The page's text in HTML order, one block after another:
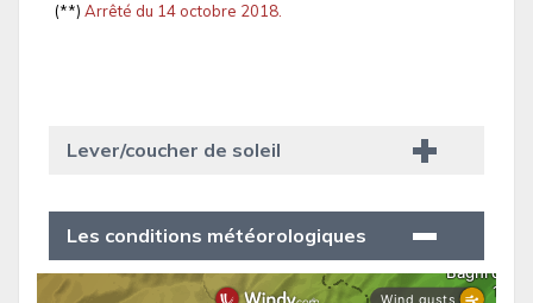
(**) Arrêté du 14 octobre 2018.
Lever/coucher de soleil
Les conditions météorologiques